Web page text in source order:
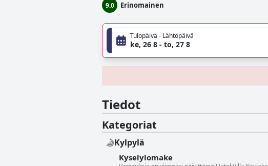
9.0 Erinomainen
Tulopäivä - Lähtöpäivä
ke, 26 8 - to, 27 8
Tiedot
Kategoriat
Kylpylä
Kyselylomake